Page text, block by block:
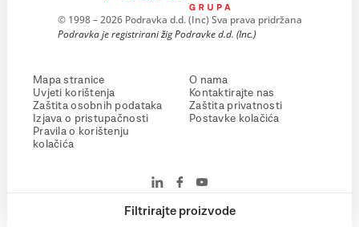
Filtrirajte proizvode
© 1998 – 2026 Podravka d.d. (Inc) Sva prava pridržana
Podravka je registrirani žig Podravke d.d. (Inc.)
Mapa stranice
Uvjeti korištenja
Zaštita osobnih podataka
Izjava o pristupačnosti
Pravila o korištenju
kolačića
O nama
Kontaktirajte nas
Zaštita privatnosti
Postavke kolačića